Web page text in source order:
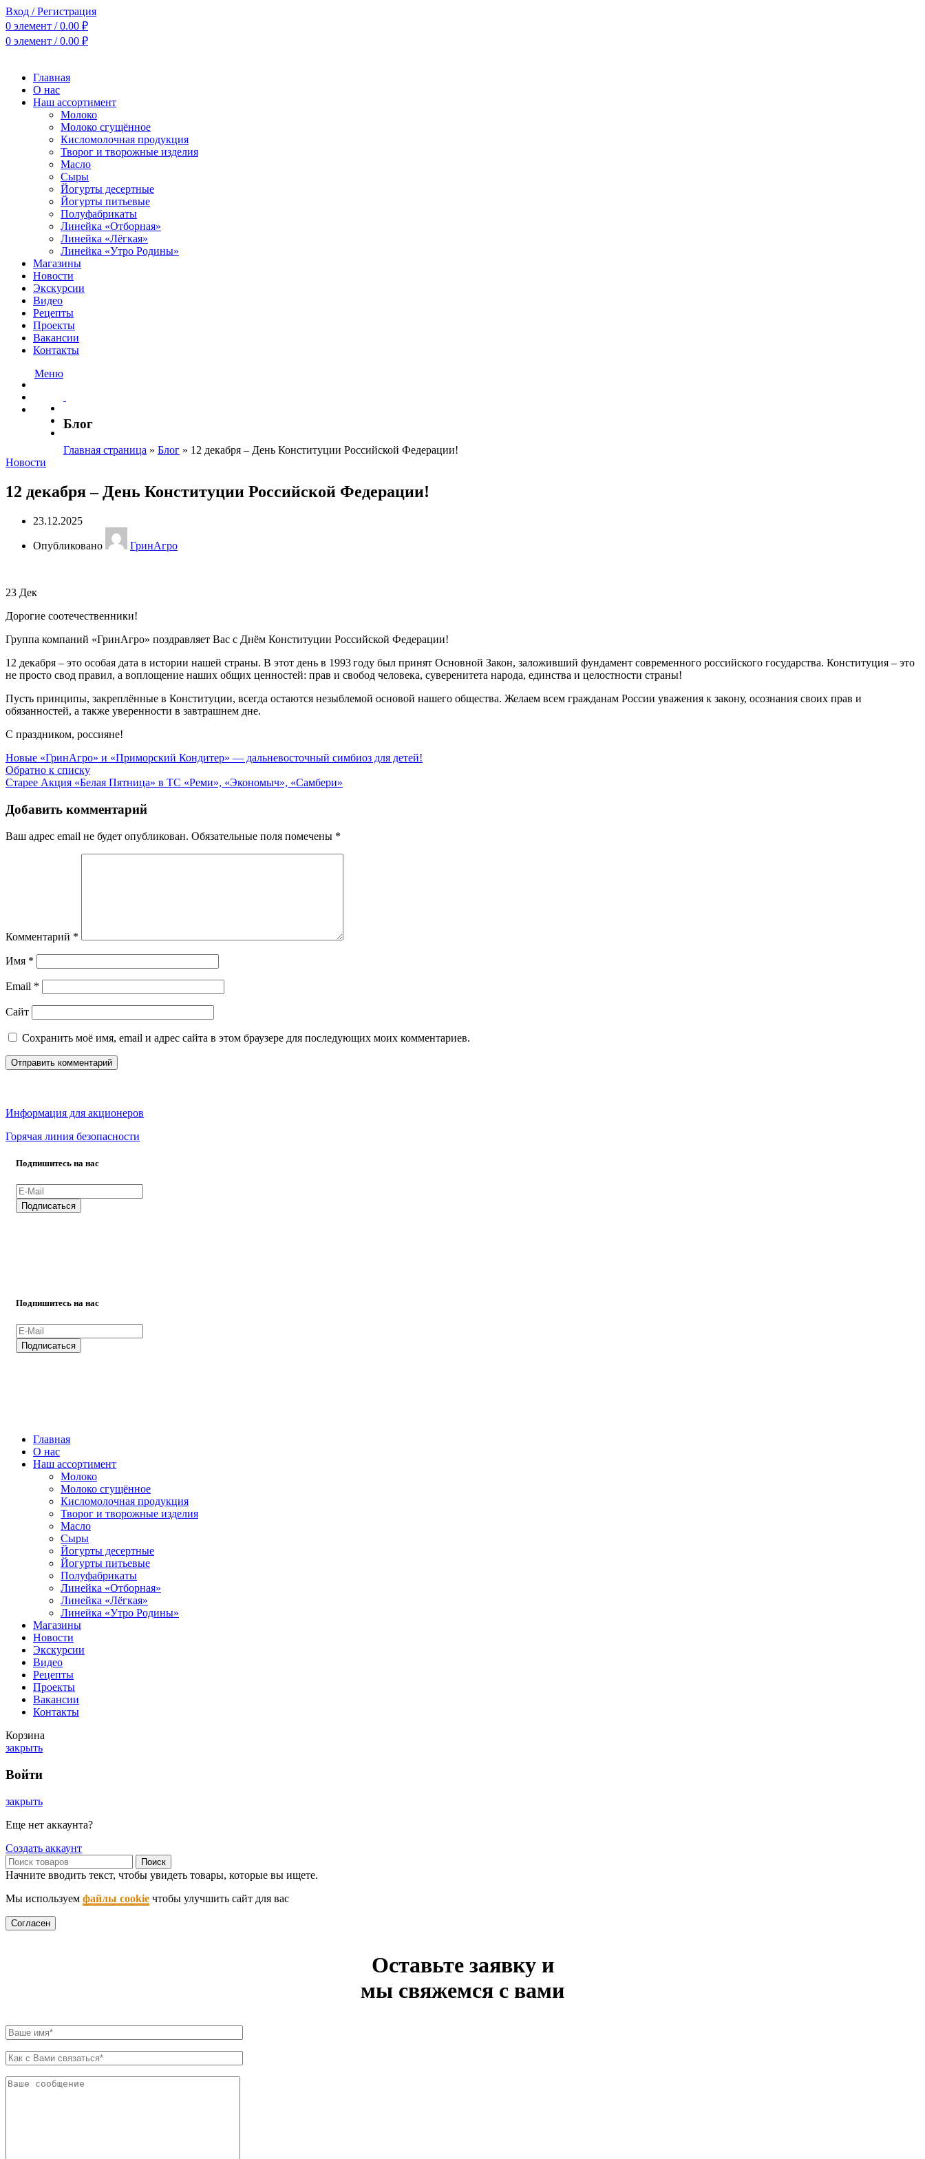
Вход / Регистрация
0 элемент / 0.00 ₽
0 элемент / 0.00 ₽
Главная
О нас
Наш ассортимент
Молоко
Молоко сгущённое
Кисломолочная продукция
Творог и творожные изделия
Масло
Сыры
Йогурты десертные
Йогурты питьевые
Полуфабрикаты
Линейка «Отборная»
Линейка «Лёгкая»
Линейка «Утро Родины»
Магазины
Новости
Экскурсии
Видео
Рецепты
Проекты
Вакансии
Контакты
Меню
Блог
Главная страница » Блог » 12 декабря – День Конституции Российской Федерации!
Новости
12 декабря – День Конституции Российской Федерации!
23.12.2025
Опубликовано ГринАгро
23 Дек
Дорогие соотечественники!
Группа компаний «ГринАгро» поздравляет Вас с Днём Конституции Российской Федерации!
12 декабря – это особая дата в истории нашей страны. В этот день в 1993 году был принят Основной Закон, заложивший фундамент современного российского государства. Конституция – это
не просто свод правил, а воплощение наших общих ценностей: прав и свобод человека, суверенитета народа, единства и целостности страны!
Пусть принципы, закреплённые в Конституции, всегда остаются незыблемой основой нашего общества. Желаем всем гражданам России уважения к закону, осознания своих прав и
обязанностей, а также уверенности в завтрашнем дне.
С праздником, россияне!
Новые «ГринАгро» и «Приморский Кондитер» — дальневосточный симбиоз для детей!
Обратно к списку
Старее Акция «Белая Пятница» в ТС «Реми», «Экономыч», «Самбери»
Добавить комментарий
Ваш адрес email не будет опубликован. Обязательные поля помечены *
Комментарий *
Имя *
Email *
Сайт
Сохранить моё имя, email и адрес сайта в этом браузере для последующих моих комментариев.
Информация для акционеров
Горячая линия безопасности
Подпишитесь на нас
Подпишитесь на нас
Главная
О нас
Наш ассортимент
Молоко
Молоко сгущённое
Кисломолочная продукция
Творог и творожные изделия
Масло
Сыры
Йогурты десертные
Йогурты питьевые
Полуфабрикаты
Линейка «Отборная»
Линейка «Лёгкая»
Линейка «Утро Родины»
Магазины
Новости
Экскурсии
Видео
Рецепты
Проекты
Вакансии
Контакты
Корзина
закрыть
Войти
закрыть
Еще нет аккаунта?
Создать аккаунт
Поиск
Начните вводить текст, чтобы увидеть товары, которые вы ищете.
Мы используем файлы cookie чтобы улучшить сайт для вас
Согласен
Оставьте заявку и
мы свяжемся с вами